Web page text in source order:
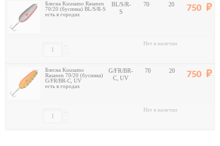
Блесна Kuusamo Rasanen
70/20 (бусинка) BL/S/R-S
есть в городах
BL/S/R-
S
70 20 750
-
+ Нет в наличии
Блесна Kuusamo
Rasanen 70/20 (бусинка)
G/FR/BR-C, UV
есть в городах
G/FR/BR-
C, UV
70 20 750
-
+ Нет в наличии